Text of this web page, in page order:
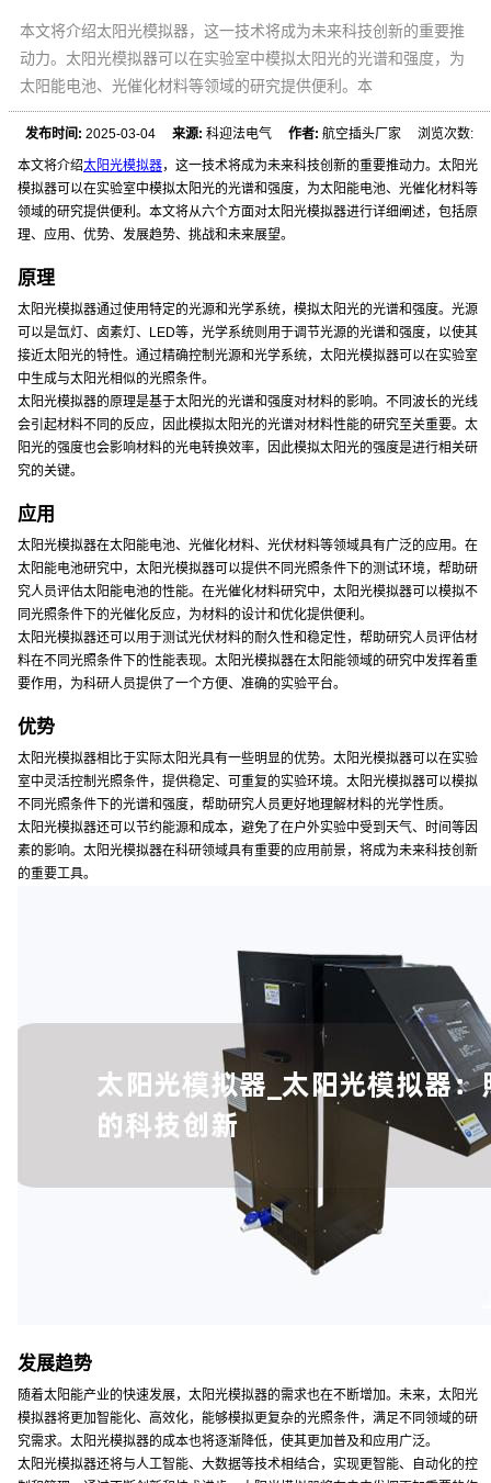
本文将介绍太阳光模拟器，这一技术将成为未来科技创新的重要推
动力。太阳光模拟器可以在实验室中模拟太阳光的光谱和强度，为
太阳能电池、光催化材料等领域的研究提供便利。本
发布时间: 2025-03-04来源: 科迎法电气作者: 航空插头厂家 浏览次数:
本文将介绍太阳光模拟器，这一技术将成为未来科技创新的重要推动力。太阳光
模拟器可以在实验室中模拟太阳光的光谱和强度，为太阳能电池、光催化材料等
领域的研究提供便利。本文将从六个方面对太阳光模拟器进行详细阐述，包括原
理、应用、优势、发展趋势、挑战和未来展望。
原理
太阳光模拟器通过使用特定的光源和光学系统，模拟太阳光的光谱和强度。光源
可以是氙灯、卤素灯、LED等，光学系统则用于调节光源的光谱和强度，以使其
接近太阳光的特性。通过精确控制光源和光学系统，太阳光模拟器可以在实验室
中生成与太阳光相似的光照条件。
太阳光模拟器的原理是基于太阳光的光谱和强度对材料的影响。不同波长的光线
会引起材料不同的反应，因此模拟太阳光的光谱对材料性能的研究至关重要。太
阳光的强度也会影响材料的光电转换效率，因此模拟太阳光的强度是进行相关研
究的关键。
应用
太阳光模拟器在太阳能电池、光催化材料、光伏材料等领域具有广泛的应用。在
太阳能电池研究中，太阳光模拟器可以提供不同光照条件下的测试环境，帮助研
究人员评估太阳能电池的性能。在光催化材料研究中，太阳光模拟器可以模拟不
同光照条件下的光催化反应，为材料的设计和优化提供便利。
太阳光模拟器还可以用于测试光伏材料的耐久性和稳定性，帮助研究人员评估材
料在不同光照条件下的性能表现。太阳光模拟器在太阳能领域的研究中发挥着重
要作用，为科研人员提供了一个方便、准确的实验平台。
优势
太阳光模拟器相比于实际太阳光具有一些明显的优势。太阳光模拟器可以在实验
室中灵活控制光照条件，提供稳定、可重复的实验环境。太阳光模拟器可以模拟
不同光照条件下的光谱和强度，帮助研究人员更好地理解材料的光学性质。
太阳光模拟器还可以节约能源和成本，避免了在户外实验中受到天气、时间等因
素的影响。太阳光模拟器在科研领域具有重要的应用前景，将成为未来科技创新
的重要工具。
发展趋势
随着太阳能产业的快速发展，太阳光模拟器的需求也在不断增加。未来，太阳光
模拟器将更加智能化、高效化，能够模拟更复杂的光照条件，满足不同领域的研
究需求。太阳光模拟器的成本也将逐渐降低，使其更加普及和应用广泛。
太阳光模拟器还将与人工智能、大数据等技术相结合，实现更智能、自动化的控